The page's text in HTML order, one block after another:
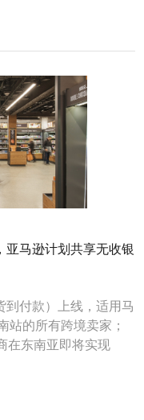
亚马逊计划共享无收银
到付款）上线，适用马
站的所有跨境卖家；
在东南亚即将实现